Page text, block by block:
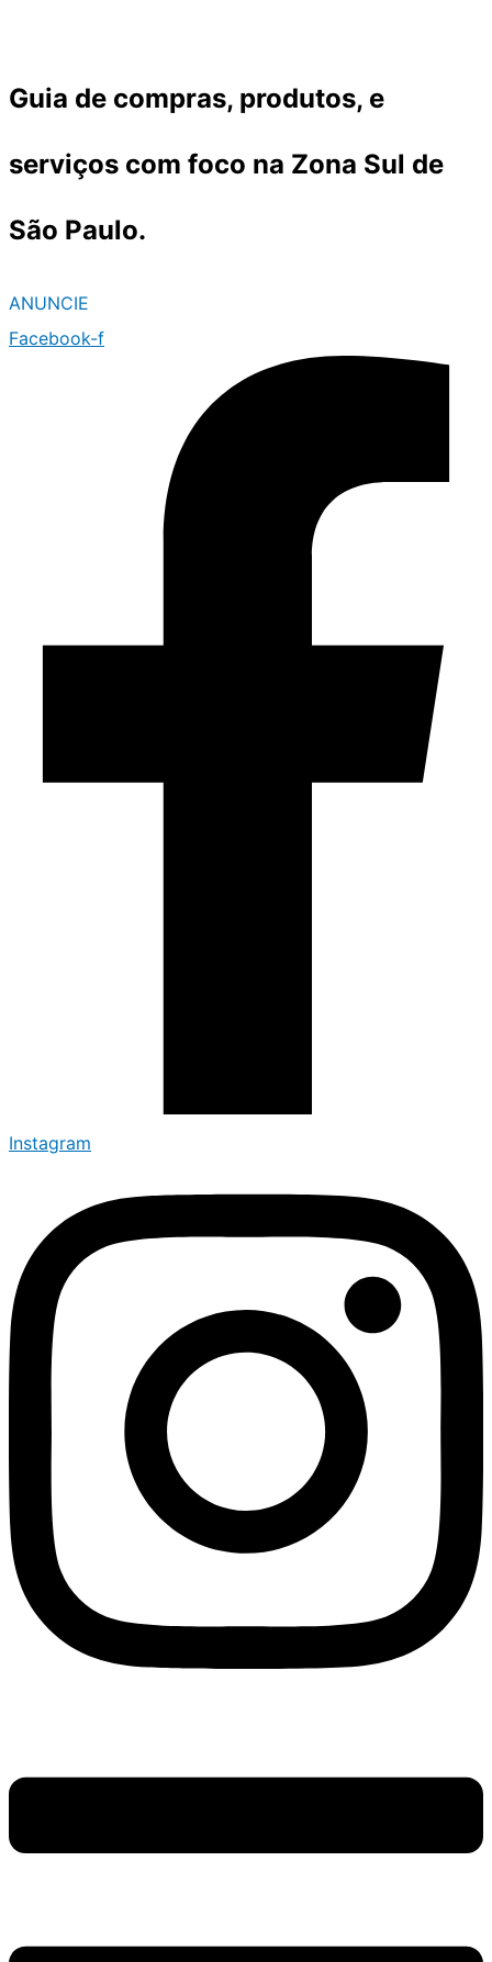
o
Guia de compras, produtos, e
serviços com foco na Zona Sul de
São Paulo.
ANUNCIE
Facebook-f
Instagram